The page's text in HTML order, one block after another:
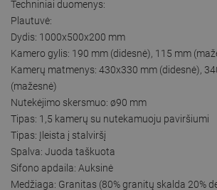
Techniniai duomenys:
Plautuvė:
Dydis: 1000x500x200 mm
Kamero gylis: 190 mm (didesnė), 115 mm
Kamerų matmenys: 430x330 mm (didesnė),
(mažesnė)
Nutekėjimo skersmuo: ø90 mm
Tipas: 1,5 kamerų su nutekamuoju paviršiumi
Tipas: Įleista į stalviršį
Spalva: Juoda taškuota
Sifono apdaila: Auksinė
Medžiaga: Granitas (80% granitų skalda 20%